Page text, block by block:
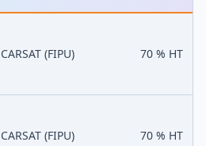
CARSAT (FIPU) 70 % HT
CARSAT (FIPU) 70 % HT